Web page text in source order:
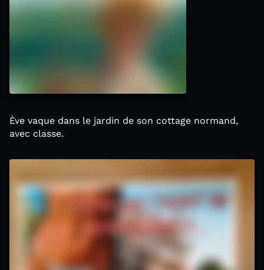
Ève vaque dans le jardin de son cottage normand,
avec classe.